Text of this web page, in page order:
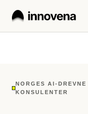
NORGES AI-
KONSULENTER